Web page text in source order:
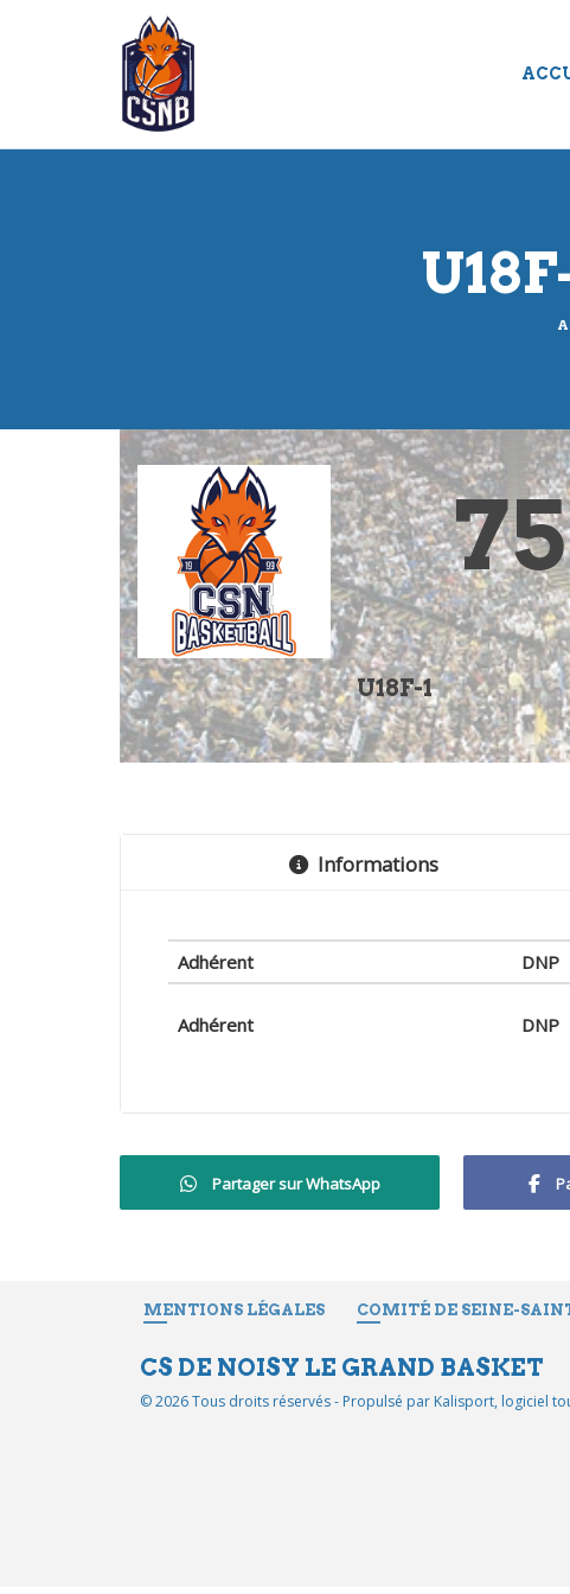
75
U18F-1
Informations
Adhérent DNP
Adhérent DNP
Partager sur WhatsApp
MENTIONS LÉGALES COMITÉ DE SEINE-
CS DE NOISY LE GRAND BASKET
© 2026 Tous droits réservés - Propulsé par Kalisport, logiciel
Panneau de gestion des cookies